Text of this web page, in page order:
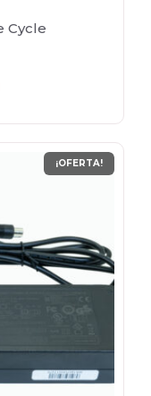
Cycle
¡OFERTA!